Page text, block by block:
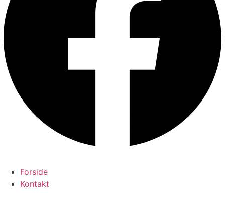
Forside
Kontakt